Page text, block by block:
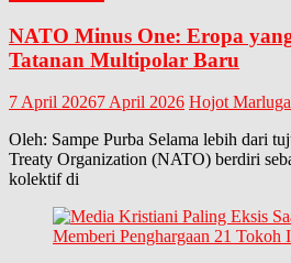
NATO Minus One: Eropa
Tatanan Multipolar Baru
7 April 20267 April 2026 Hojot Marluga
Oleh: Sampe Purba Selama lebih dari
Treaty Organization (NATO) berdiri
kolektif di